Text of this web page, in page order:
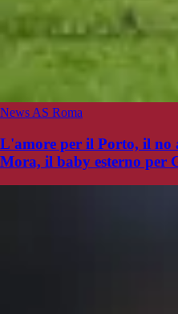
News AS Roma
L'amore per il Porto, il no
Mora, il baby esterno per